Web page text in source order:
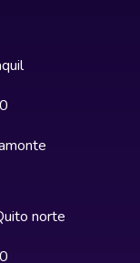
norte